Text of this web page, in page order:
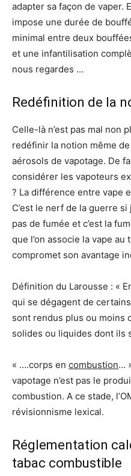
adapter sa façon de vaper.
impose une durée de
minimal entre deux
et une infantilisation
nous regardes …
Redéfinition de la
Celle-là n’est pas mal non
redéfinir la notion même
aérosols de vapotage. De
considérer les vapoteurs
? La différence entre vape
C’est le nerf de la guerre
pas de fumée et c’est la
que l’on associe la vape
compromet son avantage
Définition du Larousse : «
qui se dégagent de
sont rendus plus ou moins
solides ou liquides dont ils
« ….corps en combustion…
vapotage n’est pas le
combustion. A ce stade,
révisionnisme lexical.
Réglementation
tabac combustible